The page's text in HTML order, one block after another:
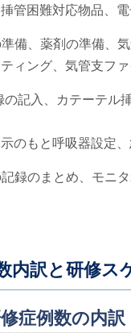
管困難対応物品、電
備、薬剤の準備、
ィング、気管支フ
の記入、カテーテル
のもと呼吸器設定
録のまとめ、モニ
内訳と研修ス
症例数の内訳